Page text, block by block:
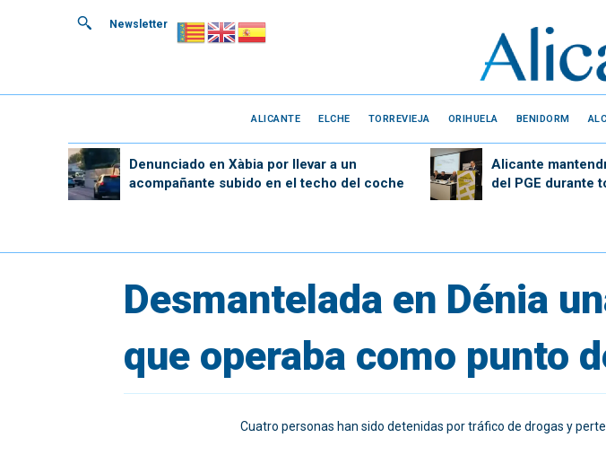
Newsletter
ALICANTE ELCHE TORREVIEJA ORIHUELA BENIDORM
Denunciado en Xàbia por llevar a un
acompañante subido en el techo del coche
Alicante
del PGE durante
Desmantelada en Dénia
que operaba como punto
Cuatro personas han sido detenidas por tráfico de drogas y